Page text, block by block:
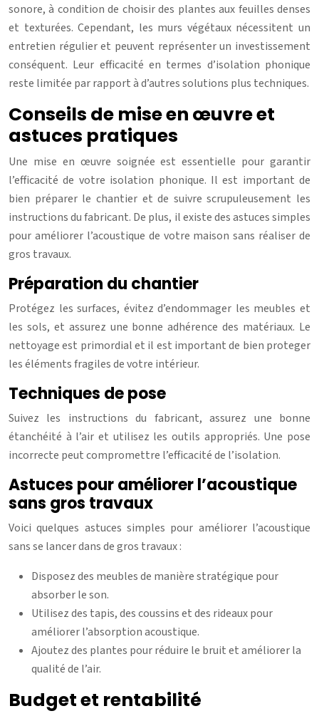
sonore, à condition de choisir des plantes aux feuilles denses
et texturées. Cependant, les murs végétaux nécessitent un
entretien régulier et peuvent représenter un investissement
conséquent. Leur efficacité en termes d’isolation phonique
reste limitée par rapport à d’autres solutions plus techniques.
Conseils de mise en œuvre et
astuces pratiques
Une mise en œuvre soignée est essentielle pour garantir
l’efficacité de votre isolation phonique. Il est important de
bien préparer le chantier et de suivre scrupuleusement les
instructions du fabricant. De plus, il existe des astuces simples
pour améliorer l’acoustique de votre maison sans réaliser de
gros travaux.
Préparation du chantier
Protégez les surfaces, évitez d’endommager les meubles et
les sols, et assurez une bonne adhérence des matériaux. Le
nettoyage est primordial et il est important de bien proteger
les éléments fragiles de votre intérieur.
Techniques de pose
Suivez les instructions du fabricant, assurez une bonne
étanchéité à l’air et utilisez les outils appropriés. Une pose
incorrecte peut compromettre l’efficacité de l’isolation.
Astuces pour améliorer l’acoustique
sans gros travaux
Voici quelques astuces simples pour améliorer l’acoustique
sans se lancer dans de gros travaux :
Disposez des meubles de manière stratégique pour
absorber le son.
Utilisez des tapis, des coussins et des rideaux pour
améliorer l’absorption acoustique.
Ajoutez des plantes pour réduire le bruit et améliorer la
qualité de l’air.
Budget et rentabilité